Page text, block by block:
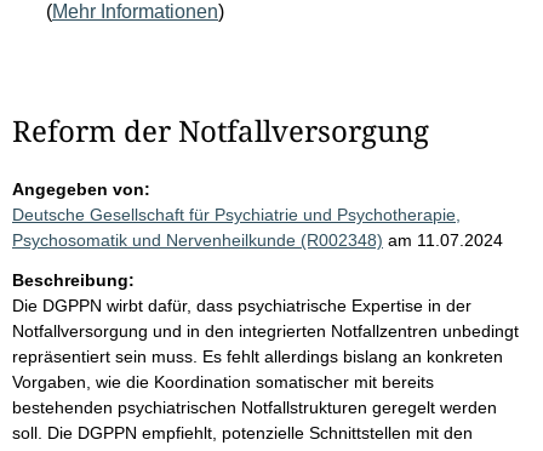
(Mehr Informationen)
Reform der Notfallversorgung
Angegeben von:
Deutsche Gesellschaft für Psychiatrie und Psychotherapie,
Psychosomatik und Nervenheilkunde (R002348) am 11.07.2024
Beschreibung:
Die DGPPN wirbt dafür, dass psychiatrische Expertise in der
Notfallversorgung und in den integrierten Notfallzentren unbedingt
repräsentiert sein muss. Es fehlt allerdings bislang an konkreten
Vorgaben, wie die Koordination somatischer mit bereits
bestehenden psychiatrischen Notfallstrukturen geregelt werden
soll. Die DGPPN empfiehlt, potenzielle Schnittstellen mit den